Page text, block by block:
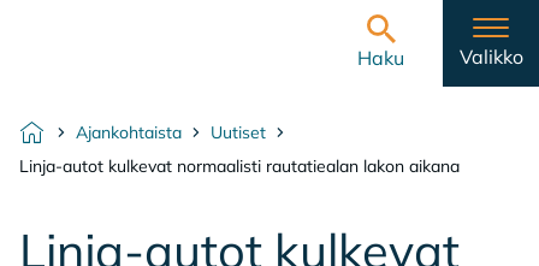
Haku
Valikko
Etusivu
Ajankohtaista
Uutiset
Linja-autot kulkevat normaalisti rautatiealan lakon aikana
Lin­ja-au­tot kul­ke­vat